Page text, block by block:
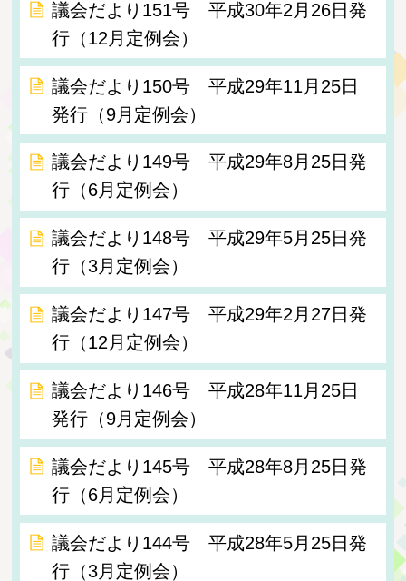
議会だより151号 平成30年2月26日発
行（12月定例会）
議会だより150号 平成29年11月25日
発行（9月定例会）
議会だより149号 平成29年8月25日発
行（6月定例会）
議会だより148号 平成29年5月25日発
行（3月定例会）
議会だより147号 平成29年2月27日発
行（12月定例会）
議会だより146号 平成28年11月25日
発行（9月定例会）
議会だより145号 平成28年8月25日発
行（6月定例会）
議会だより144号 平成28年5月25日発
行（3月定例会）